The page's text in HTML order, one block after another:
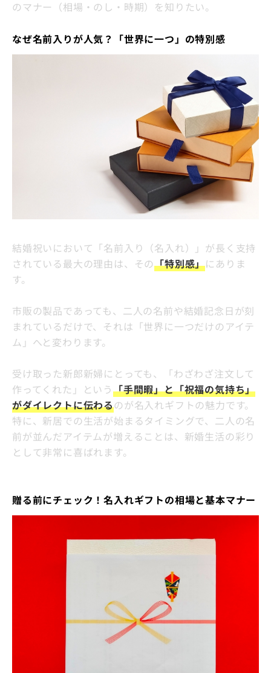
のマナー（相場・のし・時期）を知りたい。
なぜ名前入りが人気？「世界に一つ」の特別感
結婚祝いにおいて「名前入り（名入れ）」が長く支持
されている最大の理由は、その「特別感」にありま
す。
市販の製品であっても、二人の名前や結婚記念日が刻
まれているだけで、それは「世界に一つだけのアイテ
ム」へと変わります。
受け取った新郎新婦にとっても、「わざわざ注文して
作ってくれた」という「手間暇」と「祝福の気持ち」
がダイレクトに伝わるのが名入れギフトの魅力です。
特に、新居での生活が始まるタイミングで、二人の名
前が並んだアイテムが増えることは、新婚生活の彩り
として非常に喜ばれます。
贈る前にチェック！名入れギフトの相場と基本マナー